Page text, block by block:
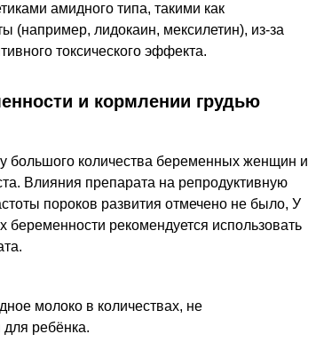
амидного типа, такими как
(например, лидокаин, мексилетин), из-за
токсического эффекта.
и кормлении грудью
большого количества беременных женщин и
Влияния препарата на репродуктивную
пороков развития отмечено не было, У
беременности рекомендуется использовать
молоко в количествах, не
ребёнка.